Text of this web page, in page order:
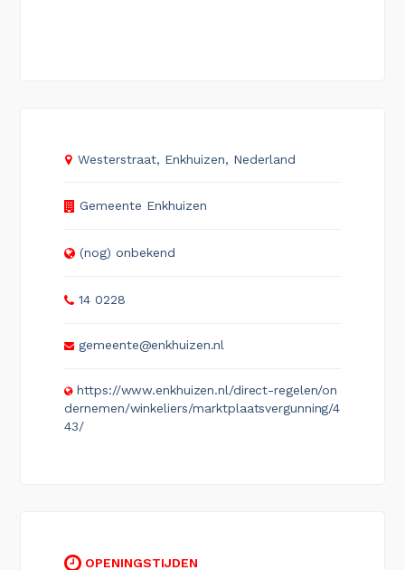
Westerstraat, Enkhuizen, Nederland
Gemeente Enkhuizen
(nog) onbekend
14 0228
gemeente@enkhuizen.nl
https://www.enkhuizen.nl/direct-regelen/on
dernemen/winkeliers/marktplaatsvergunning/4
43/
OPENINGSTIJDEN